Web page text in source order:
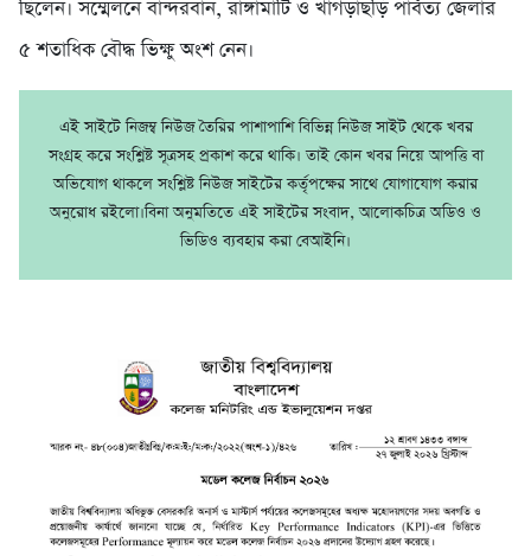
ছিলেন। সম্মেলনে বান্দরবান, রাঙ্গামাটি ও খাগড়াছড়ি পার্বত্য জেলার
৫ শতাধিক বৌদ্ধ ভিক্ষু অংশ নেন।
এই সাইটে নিজম্ব নিউজ তৈরির পাশাপাশি বিভিন্ন নিউজ সাইট থেকে খবর
সংগ্রহ করে সংশ্লিষ্ট সূত্রসহ প্রকাশ করে থাকি। তাই কোন খবর নিয়ে আপত্তি বা
অভিযোগ থাকলে সংশ্লিষ্ট নিউজ সাইটের কর্তৃপক্ষের সাথে যোগাযোগ করার
অনুরোধ রইলো।বিনা অনুমতিতে এই সাইটের সংবাদ, আলোকচিত্র অডিও ও
ভিডিও ব্যবহার করা বেআইনি।